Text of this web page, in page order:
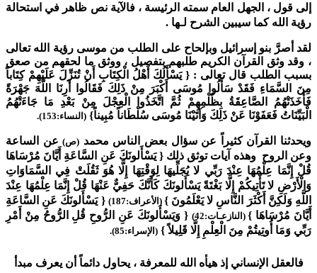
إلى قول ، الجهل العام سمته الرئيسة ، فالآية نص ظاهر في استحالة
رؤية الله كما سيبين الشرح لـها .
لقد أصرَّ بنو إسرائيل وبإلحاح على الطلب من موسى رؤية الله تعالى
، وقد وثق القرآن الكريم طلبهم بتفصيل ، ووثق ما لحقهم من صعق
بسبب الطلب قال تعالى : { يَسْأَلُكَ أَهْلُ الْكِتَابِ أَنْ تُنَزِّلَ عَلَيْهِمْ كِتَاباً
مِنَ السَّمَاءِ فَقَدْ سَأَلُوا مُوسَى أَكْبَرَ مِنْ ذَلِكَ فَقَالُوا أَرِنَا اللَّهَ جَهْرَةً
فَأَخَذَتْهُمُ الصَّاعِقَةُ بِظُلْمِهِمْ ثُمَّ اتَّخَذُوا الْعِجْلَ مِنْ بَعْدِ مَا جَاءَتْهُمُ
الْبَيِّنَاتُ فَعَفَوْنَا عَنْ ذَلِكَ وَآتَيْنَا مُوسَى سُلْطَاناً مُبِيناً} (النساء:153).
ويحدثنا القرآن كثيراً عن سؤال بعض الناس محمد (ص)عن الساعة
وعن الروح وهذه آيات توثق ذلك { يَسْأَلونَكَ عَنِ السَّاعَةِ أَيَّانَ مُرْسَاهَا
قُلْ إِنَّمَا عِلْمُهَا عِنْدَ رَبِّي لا يُجَلِّيهَا لِوَقْتِهَا إِلَّا هُوَ ثَقُلَتْ فِي السَّمَاوَاتِ
وَالْأَرْضِ لا تَأْتِيكُمْ إِلَّا بَغْتَةً يَسْأَلونَكَ كَأَنَّكَ حَفِيٌّ عَنْهَا قُلْ إِنَّمَا عِلْمُهَا عِنْدَ
اللَّهِ وَلَكِنَّ أَكْثَرَ النَّاسِ لا يَعْلَمُونَ } (الأعراف:187)
{ يَسْأَلونَكَ عَنِ السَّاعَةِ
أَيَّانَ مُرْسَاهَا } (النازعـات:42)
{ وَيَسْأَلونَكَ عَنِ الرُّوحِ قُلِ الرُّوحُ مِنْ أَمْرِ
رَبِّي وَمَا أُوتِيتُمْ مِنَ الْعِلْمِ إِلَّا قَلِيلاً } (الإسراء:85).
فالعقل الإنساني إذ هيأه الله للمعرفة ، يحاول دائماً أن يعرف مبدأ